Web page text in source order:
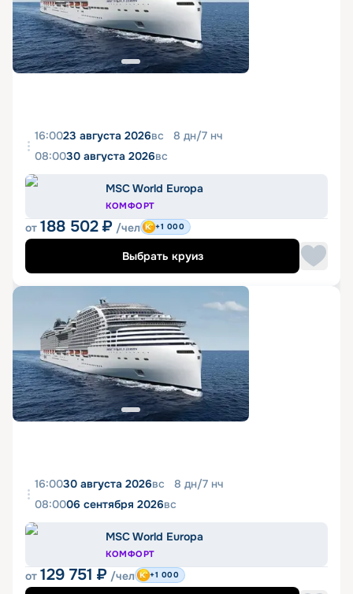
16:0023 августа 2026вс 8 дн/7 нч
08:0030 августа 2026вс
MSC World Europa
КОМФОРТ
от 188 502 ₽ /чел +1 000
Выбрать круиз
16:0030 августа 2026вс 8 дн/7 нч
08:0006 сентября 2026вс
MSC World Europa
КОМФОРТ
от 129 751 ₽ /чел +1 000